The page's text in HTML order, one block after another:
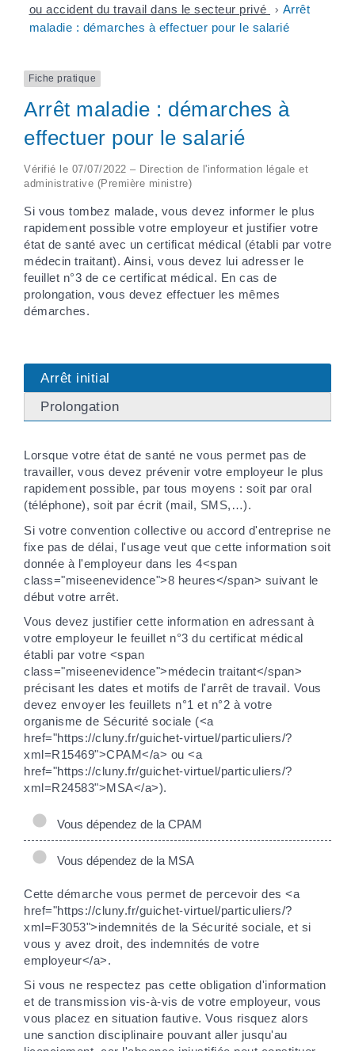
ou accident du travail dans le secteur privé
> Arrêt
maladie : démarches à effectuer pour le salarié
Fiche pratique
Arrêt maladie : démarches à
effectuer pour le salarié
Vérifié le 07/07/2022 – Direction de l'information légale et
administrative (Première ministre)
Si vous tombez malade, vous devez informer le plus
rapidement possible votre employeur et justifier votre
état de santé avec un certificat médical (établi par votre
médecin traitant). Ainsi, vous devez lui adresser le
feuillet n°3 de ce certificat médical. En cas de
prolongation, vous devez effectuer les mêmes
démarches.
Arrêt initial
Prolongation
Lorsque votre état de santé ne vous permet pas de
travailler, vous devez prévenir votre employeur le plus
rapidement possible, par tous moyens : soit par oral
(téléphone), soit par écrit (mail, SMS,…).
Si votre convention collective ou accord d'entreprise ne
fixe pas de délai, l'usage veut que cette information soit
donnée à l'employeur dans les 4<span
class="miseenevidence">8 heures</span> suivant le
début votre arrêt.
Vous devez justifier cette information en adressant à
votre employeur le feuillet n°3 du certificat médical
établi par votre <span
class="miseenevidence">médecin traitant</span>
précisant les dates et motifs de l'arrêt de travail. Vous
devez envoyer les feuillets n°1 et n°2 à votre
organisme de Sécurité sociale (<a
href="https://cluny.fr/guichet-virtuel/particuliers/?
xml=R15469">CPAM</a> ou <a
href="https://cluny.fr/guichet-virtuel/particuliers/?
xml=R24583">MSA</a>).
Vous dépendez de la CPAM
Vous dépendez de la MSA
Cette démarche vous permet de percevoir des <a
href="https://cluny.fr/guichet-virtuel/particuliers/?
xml=F3053">indemnités de la Sécurité sociale, et si
vous y avez droit, des indemnités de votre
employeur</a>.
Si vous ne respectez pas cette obligation d'information
et de transmission vis-à-vis de votre employeur, vous
vous placez en situation fautive. Vous risquez alors
une sanction disciplinaire pouvant aller jusqu'au